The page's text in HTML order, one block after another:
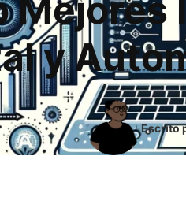
Mejores
y
Escrito